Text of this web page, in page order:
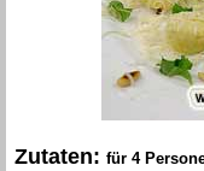
Zutaten: für 4